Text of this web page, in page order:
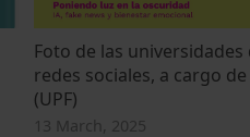
Foto de las universidades
redes sociales, a cargo
(UPF)
13 March, 2025